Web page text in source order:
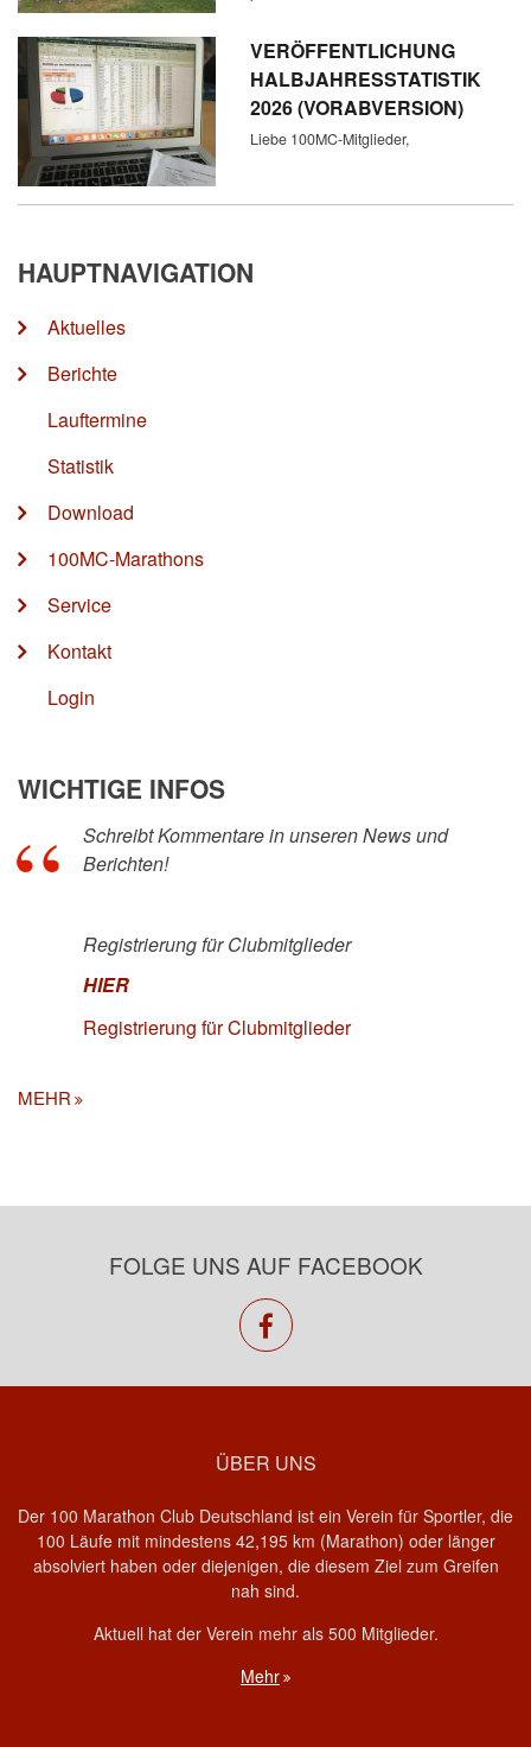
VERÖFFENTLICHUNG
HALBJAHRESSTATISTIK
2026 (VORABVERSION)
Liebe 100MC-Mitglieder,
HAUPTNAVIGATION
Aktuelles
Berichte
Lauftermine
Statistik
Download
100MC-Marathons
Service
Kontakt
Login
WICHTIGE INFOS
Schreibt Kommentare in unseren News und
Berichten!
Registrierung für Clubmitglieder
HIER
Registrierung für Clubmitglieder
MEHR
FOLGE UNS AUF FACEBOOK
facebook
ÜBER UNS
Der 100 Marathon Club Deutschland ist ein Verein für Sportler, die
100 Läufe mit mindestens 42,195 km (Marathon) oder länger
absolviert haben oder diejenigen, die diesem Ziel zum Greifen
nah sind.
Aktuell hat der Verein mehr als 500 Mitglieder.
Mehr